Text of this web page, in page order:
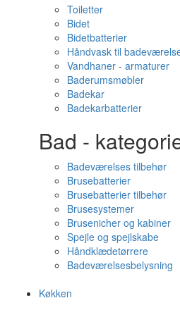
Toiletter
Bidet
Bidetbatterier
Håndvask til
Vandhaner - armaturer
Baderumsmøbler
Badekar
Badekarbatterier
Bad -
Badeværelses tilbehør
Brusebatterier
Brusebatterier tilbehør
Brusesystemer
Brusenicher og kabiner
Spejle og spejlskabe
Håndklædetørrere
Badeværelsesbelysning
Køkken